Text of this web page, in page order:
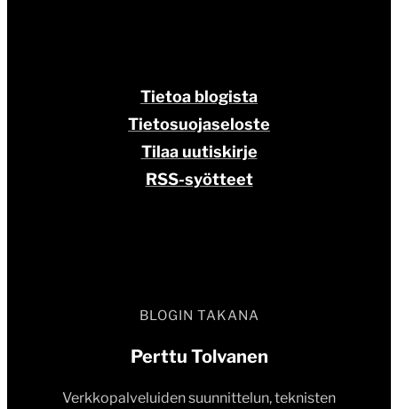
BLOGIN TAKANA
Perttu Tolvanen
Verkkopalveluiden suunnittelun, teknisten
Tietoa blogista
Tietosuojaseloste
Tilaa uutiskirje
RSS-syötteet